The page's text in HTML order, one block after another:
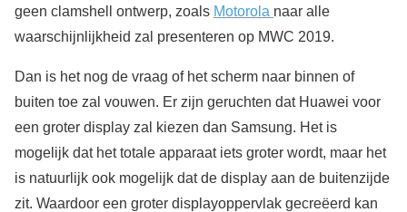
geen clamshell ontwerp, zoals Motorola naar alle
waarschijnlijkheid zal presenteren op MWC 2019.
Dan is het nog de vraag of het scherm naar binnen of
buiten toe zal vouwen. Er zijn geruchten dat Huawei voor
een groter display zal kiezen dan Samsung. Het is
mogelijk dat het totale apparaat iets groter wordt, maar het
is natuurlijk ook mogelijk dat de display aan de buitenzijde
zit. Waardoor een groter displayoppervlak gecreëerd kan